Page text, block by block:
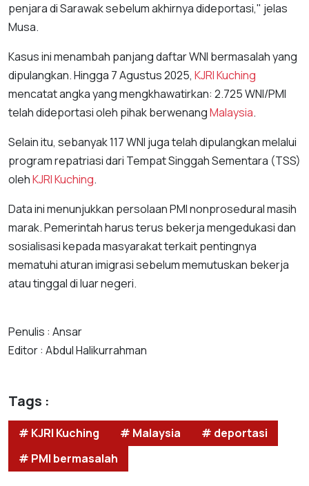
penjara di Sarawak sebelum akhirnya dideportasi," jelas
Musa.
Kasus ini menambah panjang daftar WNI bermasalah yang
dipulangkan. Hingga 7 Agustus 2025, KJRI Kuching
mencatat angka yang mengkhawatirkan: 2.725 WNI/PMI
telah dideportasi oleh pihak berwenangMalaysia.
Selain itu, sebanyak 117 WNI juga telah dipulangkan melalui
program repatriasi dari Tempat Singgah Sementara (TSS)
olehKJRI Kuching.
Data ini menunjukkan persolaan PMI nonprosedural masih
marak. Pemerintah harus terus bekerja mengedukasi dan
sosialisasi kepada masyarakat terkait pentingnya
mematuhi aturan imigrasi sebelum memutuskan bekerja
atau tinggal di luar negeri.
Penulis : Ansar
Editor : Abdul Halikurrahman
Tags :
# KJRI Kuching # Malaysia
# deportasi
# PMI bermasalah